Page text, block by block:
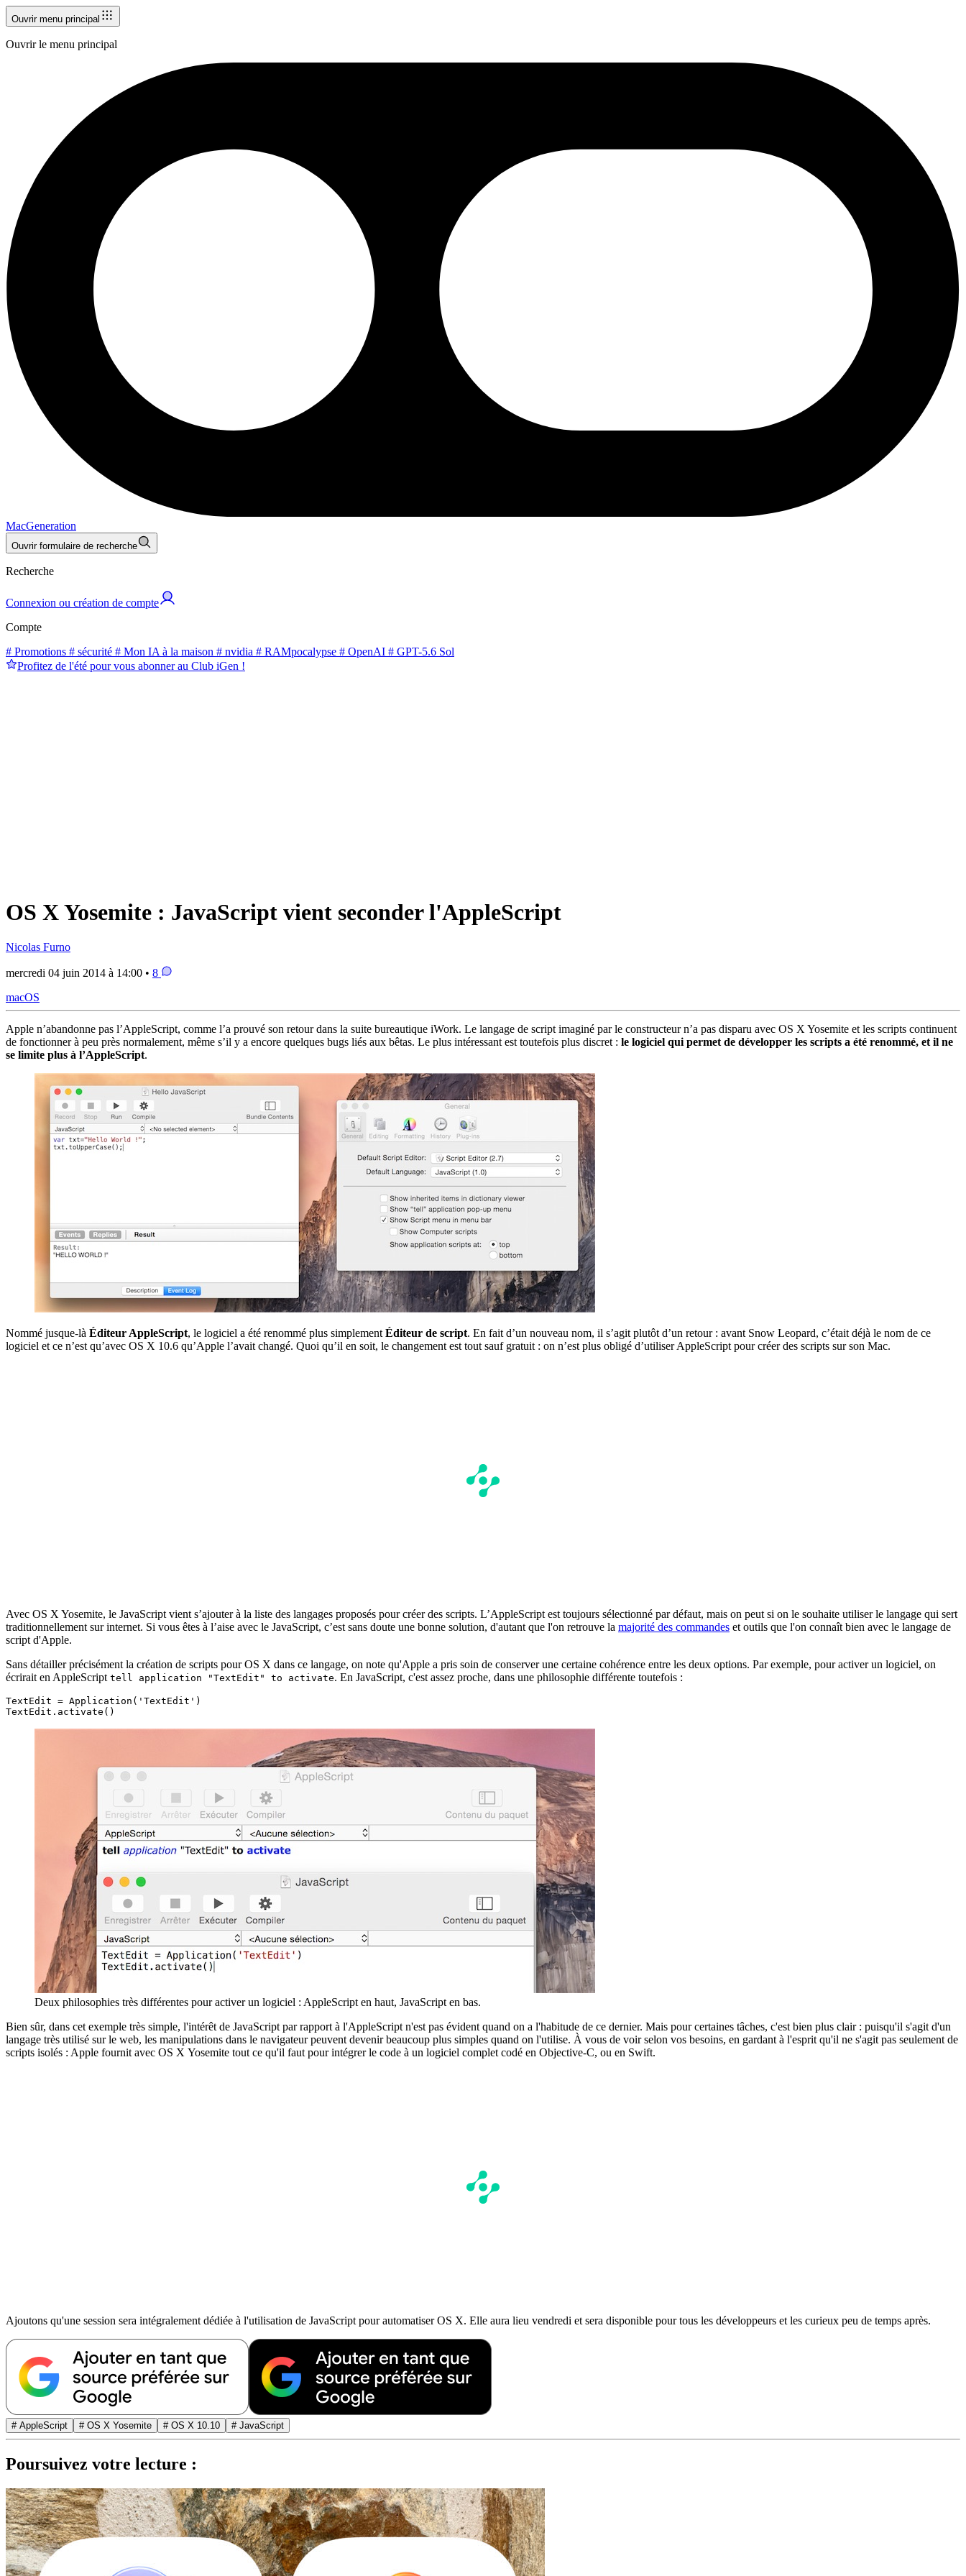
Ouvrir menu principal
Ouvrir le menu principal
MacGeneration
Ouvrir formulaire de recherche
Recherche
Connexion ou création de compte
Compte
# Promotions # sécurité # Mon IA à la maison # nvidia # RAMpocalypse # OpenAI # GPT-5.6 Sol
Profitez de l'été pour vous abonner au Club iGen !
OS X Yosemite : JavaScript vient seconder l'AppleScript
Nicolas Furno
mercredi 04 juin 2014 à 14:00 • 8
macOS
Apple n’abandonne pas l’AppleScript, comme l’a prouvé son retour dans la suite bureautique iWork. Le langage de script imaginé par le constructeur n’a pas disparu avec OS X Yosemite et les scripts continuent
de fonctionner à peu près normalement, même s’il y a encore quelques bugs liés aux bêtas. Le plus intéressant est toutefois plus discret : le logiciel qui permet de développer les scripts a été renommé, et il ne
se limite plus à l’AppleScript.
Nommé jusque-là Éditeur AppleScript, le logiciel a été renommé plus simplement Éditeur de script. En fait d’un nouveau nom, il s’agit plutôt d’un retour : avant Snow Leopard, c’était déjà le nom de ce
logiciel et ce n’est qu’avec OS X 10.6 qu’Apple l’avait changé. Quoi qu’il en soit, le changement est tout sauf gratuit : on n’est plus obligé d’utiliser AppleScript pour créer des scripts sur son Mac.
Avec OS X Yosemite, le JavaScript vient s’ajouter à la liste des langages proposés pour créer des scripts. L’AppleScript est toujours sélectionné par défaut, mais on peut si on le souhaite utiliser le langage qui sert
traditionnellement sur internet. Si vous êtes à l’aise avec le JavaScript, c’est sans doute une bonne solution, d'autant que l'on retrouve la majorité des commandes et outils que l'on connaît bien avec le langage de
script d'Apple.
Sans détailler précisément la création de scripts pour OS X dans ce langage, on note qu'Apple a pris soin de conserver une certaine cohérence entre les deux options. Par exemple, pour activer un logiciel, on
écrirait en AppleScript tell application "TextEdit" to activate. En JavaScript, c'est assez proche, dans une philosophie différente toutefois :
TextEdit = Application('TextEdit')
TextEdit.activate()
Deux philosophies très différentes pour activer un logiciel : AppleScript en haut, JavaScript en bas.
Bien sûr, dans cet exemple très simple, l'intérêt de JavaScript par rapport à l'AppleScript n'est pas évident quand on a l'habitude de ce dernier. Mais pour certaines tâches, c'est bien plus clair : puisqu'il s'agit d'un
langage très utilisé sur le web, les manipulations dans le navigateur peuvent devenir beaucoup plus simples quand on l'utilise. À vous de voir selon vos besoins, en gardant à l'esprit qu'il ne s'agit pas seulement de
scripts isolés : Apple fournit avec OS X Yosemite tout ce qu'il faut pour intégrer le code à un logiciel complet codé en Objective-C, ou en Swift.
Ajoutons qu'une session sera intégralement dédiée à l'utilisation de JavaScript pour automatiser OS X. Elle aura lieu vendredi et sera disponible pour tous les développeurs et les curieux peu de temps après.
# AppleScript # OS X Yosemite # OS X 10.10 # JavaScript
Poursuivez votre lecture :